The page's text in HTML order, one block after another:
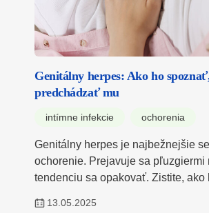
Genitálny herpes: Ako ho
predchádzať mu
intímne infekcie ochorenia
Genitálny herpes je najbežnejšie
ochorenie. Prejavuje sa pľuzgiermi
tendenciu sa opakovať. Zistite,
13.05.2025